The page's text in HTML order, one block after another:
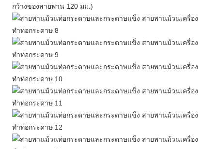
กว้างของสายพาน 120 มม.)